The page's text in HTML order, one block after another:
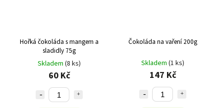
Hořká čokoláda s mangem a
sladidly 75g
Skladem (8 ks)
60 Kč
Čokoláda na vaření 200g
Skladem (1 ks)
147 Kč